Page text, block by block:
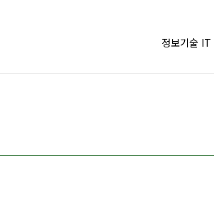
정보기술 IT